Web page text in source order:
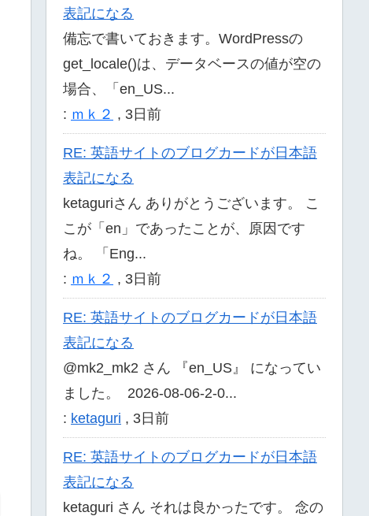
表記になる
備忘で書いておきます。WordPressの
get_locale()は、データベースの値が空の
場合、「en_US...
: ｍｋ２ , 3日前
RE: 英語サイトのブログカードが日本語
表記になる
ketaguriさん ありがとうございます。 こ
こが「en」であったことが、原因です
ね。 「Eng...
: ｍｋ２ , 3日前
RE: 英語サイトのブログカードが日本語
表記になる
@mk2_mk2 さん 『en_US』 になってい
ました。 2026-08-06-2-0...
: ketaguri , 3日前
RE: 英語サイトのブログカードが日本語
表記になる
ketaguri さん それは良かったです。 念の